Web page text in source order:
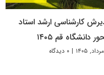
کارشناسی ارشد استاد
دانشگاه قم ۱۴۰۵
| ۰ دیدگاه